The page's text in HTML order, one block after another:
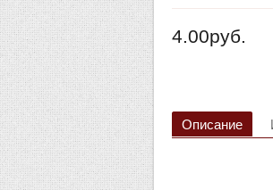
4.00руб.
Описание